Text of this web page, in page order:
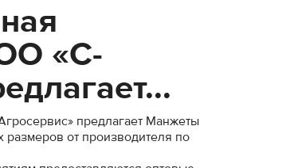
«С-
предлагает Манжеты
размеров от производителя по